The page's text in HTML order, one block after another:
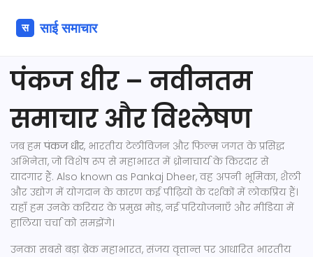
पंकज धीर – नवीनतम
समाचार और विश्लेषण
जब हमपंकज धीर, भारतीय टेलीविजन और फिल्म जगत के प्रसिद्ध
अभिनेता, जो विशेष रूप से महाभारत में ध्रोनाचार्य के किरदार से
यादगार हैं. Also known as Pankaj Dheer, वह अपनी भूमिका, शैली
और उद्योग में योगदान के कारण कई पीढ़ियों के दर्शकों में लोकप्रिय हैं।
यहाँ हम उनके करियर के प्रमुख मोड़, नई परियोजनाएँ और मीडिया में
हालिया चर्चा को समझेंगे।
उनका सबसे बड़ा ब्रेकमहाभारत, संजय वृत्तान्त पर आधारित भारतीय